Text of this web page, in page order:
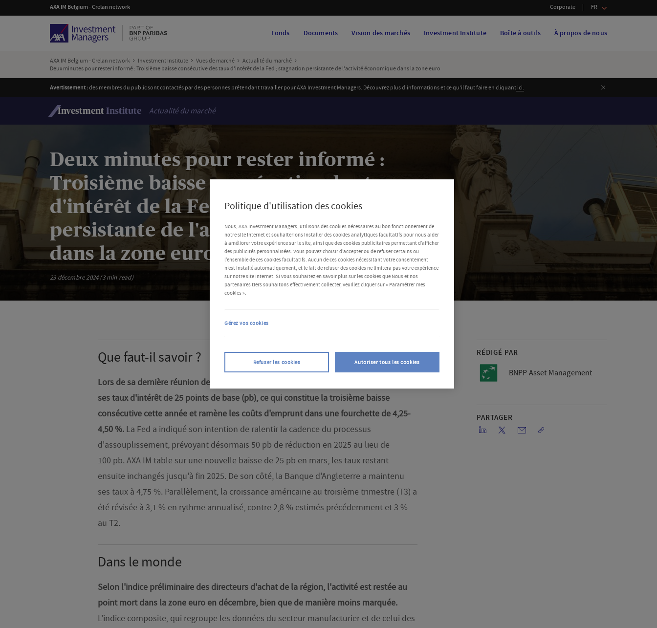
AXA IM Belgium - Crelan network Corporate FR
Fonds Documents Vision des marchés Investment Institute Boîte à outils À propos de nous
AXA IM Belgium - Crelan network Investment Institute Vues de marché
Actualité du marché
Deux minutes pour rester informé : Troisième baisse consécutive des taux d'intérêt de la Fed ; stagnation persistante de l'activité économique dans la zone euro
Avertissement :des membres du public sont contactés par des personnes prétendant travailler pour AXA Investment Managers. Découvrez plus d'informations et ce qu'il faut faire en cliquantici. Fermer
Investment Institute Actualité du marché
Deux minutes pour rester informé :
Troisième baisse consécutive des taux
d'intérêt de la Fed ; stagnation
persistante de l'activité économique
dans la zone euro
23 décembre 2024 (3 min read)
RÉDIGÉ PAR
BNPP Asset Management
PARTAGER
Que faut-il savoir ?
Lors de sa dernière réunion de politique monétaire, la Réserve fédérale (Fed) a abaissé
ses taux d'intérêt de 25 points de base (pb), ce qui constitue la troisième baisse
consécutive cette année et ramène les coûts d'emprunt dans une fourchette de 4,25-
4,50 %. La Fed a indiqué son intention de ralentir la cadence du processus
d'assouplissement, prévoyant désormais 50 pb de réduction en 2025 au lieu de
100 pb. AXA IM table sur une nouvelle baisse de 25 pb en mars, les taux restant
ensuite inchangés jusqu'à fin 2025. De son côté, la Banque d'Angleterre a maintenu
ses taux à 4,75 %. Parallèlement, la croissance américaine au troisième trimestre (T3) a
été révisée à 3,1 % en rythme annualisé, contre 2,8 % estimés précédemment et 3 %
au T2.
Dans le monde
Selon l'indice préliminaire des directeurs d'achat de la région, l'activité est restée au
point mort dans la zone euro en décembre, bien que de manière moins marquée.
L'indice composite, qui regroupe les données du secteur manufacturier et de celui des
Politique d'utilisation des cookies
Nous, AXA Investment Managers, utilisons des cookies nécessaires au bon fonctionnement de
notre site Internet et souhaiterions installer des cookies analytiques facultatifs pour nous aider
à améliorer votre expérience sur le site, ainsi que des cookies publicitaires permettant d’afficher
des publicités personnalisées. Vous pouvez choisir d’accepter ou de refuser certains ou
l’ensemble de ces cookies facultatifs. Aucun de ces cookies nécessitant votre consentement
n’est installé automatiquement, et le fait de refuser des cookies ne limitera pas votre expérience
sur notre site Internet. Si vous souhaitez en savoir plus sur les cookies que Nous et nos
partenaires tiers souhaitons effectivement collecter, veuillez cliquer sur « Paramétrer mes
cookies ».
Refuser les cookies Autoriser tous les cookies
Gérez vos cookies